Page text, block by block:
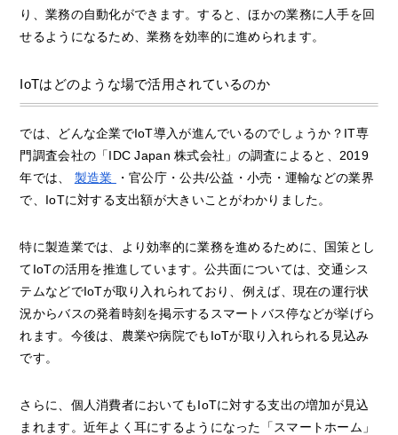
り、業務の自動化ができます。すると、ほかの業務に人手を回
せるようになるため、業務を効率的に進められます。
IoTはどのような場で活用されているのか
では、どんな企業でIoT導入が進んでいるのでしょうか？IT専
門調査会社の「IDC Japan 株式会社」の調査によると、2019
年では、 製造業
・官公庁・公共/公益・小売・運輸などの業界
で、IoTに対する支出額が大きいことがわかりました。
特に製造業では、より効率的に業務を進めるために、国策とし
てIoTの活用を推進しています。公共面については、交通シス
テムなどでIoTが取り入れられており、例えば、現在の運行状
況からバスの発着時刻を掲示するスマートバス停などが挙げら
れます。今後は、農業や病院でもIoTが取り入れられる見込み
です。
さらに、個人消費者においてもIoTに対する支出の増加が見込
まれます。近年よく耳にするようになった「スマートホーム」